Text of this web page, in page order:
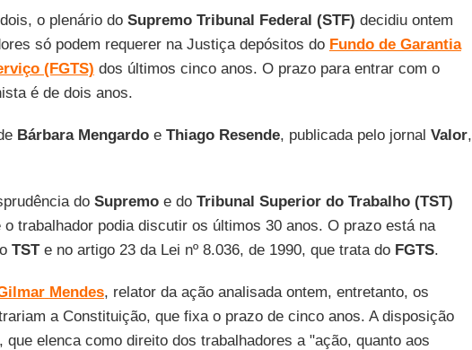
o plenário do Supremo Tribunal Federal (STF) decidiu ontem
só podem requerer na Justiça depósitos do Fundo de Garantia
(FGTS) dos últimos cinco anos. O prazo para entrar com o
é de dois anos.
Bárbara Mengardo eThiago Resende, publicada pelo jornal Valor,
do Supremoe do Tribunal Superior do Trabalho (TST)
o trabalhador podia discutir os últimos 30 anos. O prazo está na
TSTe no artigo 23 da Lei nº 8.036, de 1990, que trata do FGTS.
Mendes, relator da ação analisada ontem, entretanto, os
a Constituição, que fixa o prazo de cinco anos. A disposição
que elenca como direito dos trabalhadores a "ação, quanto aos